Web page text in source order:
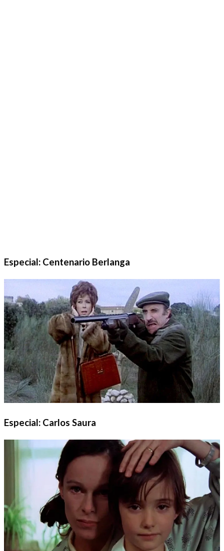
Especial: Centenario Berlanga
Especial: Carlos Saura